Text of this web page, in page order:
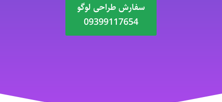
سفارش طراحی لوگو
09399117654